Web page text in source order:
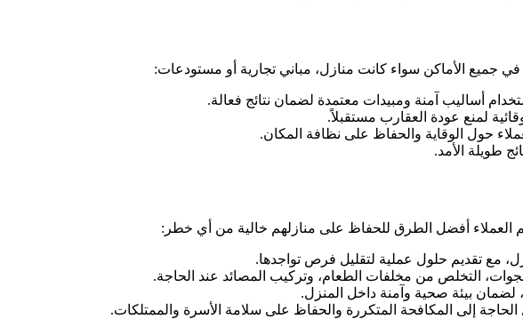
الأماكن سواء كانت منازل، مباني تجارية أو مستودعات:
أساليب آمنة ومبيدات معتمدة لضمان نتائج فعالة.
لمنع عودة العقارب مستقبلاً.
حول الوقاية والحفاظ على نظافة المكان.
طويلة الأمد.
أفضل الطرق للحفاظ على منازلهم خالية من أي خطر:
مع تقديم حلول عملية لتقليل فرص تواجدها.
التخلص من مخلفات الطعام، وتركيب المصائد عند الحاجة.
لضمان بيئة صحية وآمنة داخل المنزل.
إلى المكافحة المتكررة والحفاظ على سلامة الأسرة والممتلكات.